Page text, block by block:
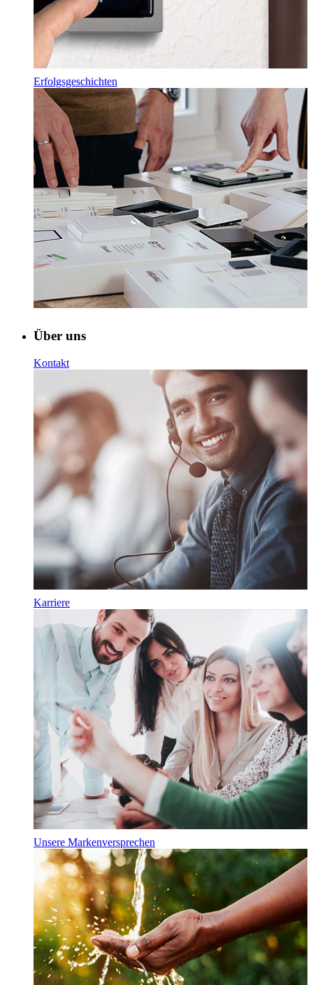
Erfolgsgeschichten
Über uns
Kontakt
Karriere
Unsere Markenversprechen